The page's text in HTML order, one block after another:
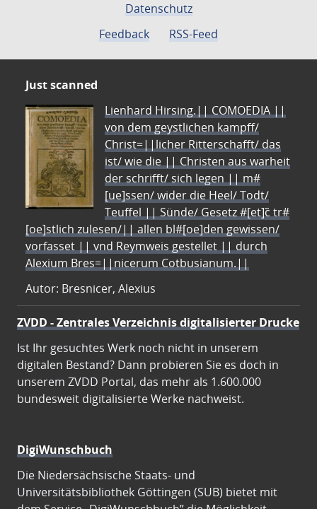
Datenschutz
Feedback
RSS-Feed
Just scanned
Lienhard Hirsing.|| COMOEDIA ||
von dem geystlichen kampff/
Christ=||licher Ritterschafft/ das
ist/ wie die || Christen aus warheit
der schrifft/ sich legen || m#
[ue]ssen/ wider die Heel/ Todt/
Teuffel || Sünde/ Gesetz #[et]c̃ tr#
[oe]stlich zulesen/|| allen bl#[oe]den gewissen/
vorfasset || vnd Reymweis gestellet || durch
Alexium Bres=||nicerum Cotbusianum.||
Autor: Bresnicer, Alexius
ZVDD - Zentrales Verzeichnis digitalisierter Drucke
Ist Ihr gesuchtes Werk noch nicht in unserem
digitalen Bestand? Dann probieren Sie es doch in
unserem ZVDD Portal, das mehr als 1.600.000
bundesweit digitalisierte Werke nachweist.
DigiWunschbuch
Die Niedersächsische Staats- und
Universitätsbibliothek Göttingen (SUB) bietet mit